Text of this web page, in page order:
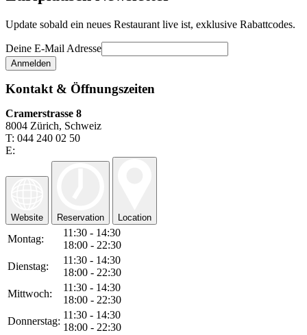
Update sobald ein neues Restaurant live ist, exklusive Rabattcodes.
Deine E-Mail Adresse
Kontakt & Öffnungszeiten
Cramerstrasse 8
8004 Zürich, Schweiz
T: 044 240 02 50
E:
Website Reservation Location
Montag:
11:30 - 14:30
18:00 - 22:30
Dienstag:
11:30 - 14:30
18:00 - 22:30
Mittwoch:
11:30 - 14:30
18:00 - 22:30
Donnerstag:
11:30 - 14:30
18:00 - 22:30